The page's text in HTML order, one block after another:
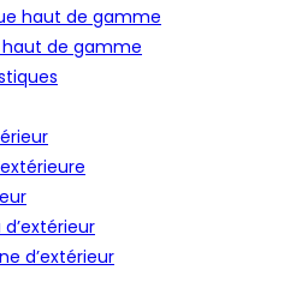
haut de gamme
de gamme
d’extérieur